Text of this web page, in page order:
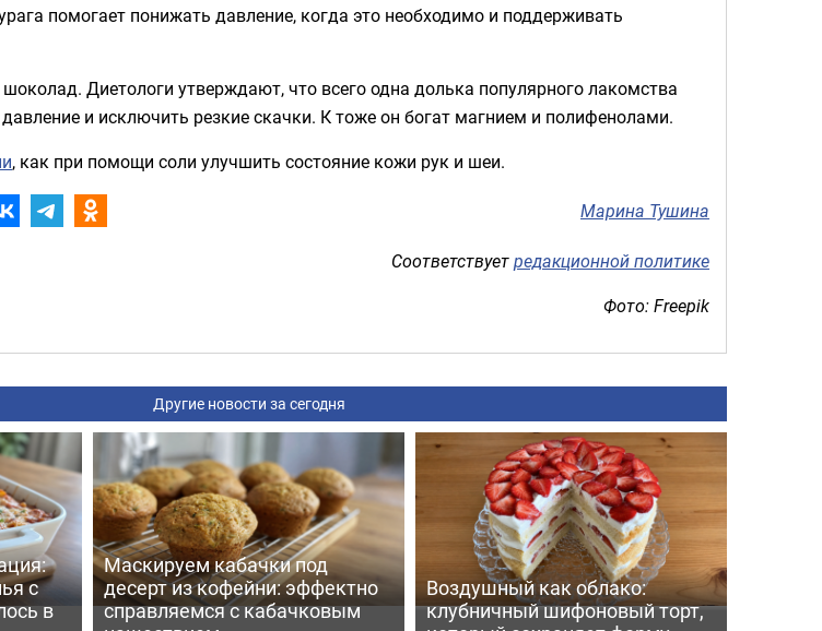
помогает понижать давление, когда это необходимо и поддерживать
Диетологи утверждают, что всего одна долька популярного лакомства
и исключить резкие скачки. К тоже он богат магнием и полифенолами.
, как при помощи соли улучшить состояние кожи рук и шеи.
Марина Тушина
Соответствуетредакционной политике
Фото: Freepik
Другие новости за сегодня
с
в
Маскируем кабачки под
десерт из кофейни: эффектно
справляемся с кабачковым
Воздушный как облако:
клубничный шифоновый торт,